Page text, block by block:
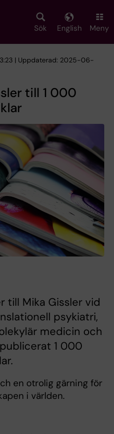
Sök English Meny
| Uppdaterad: 2025-06-
till 1 000
till Mika Gissler vid
psykiatri,
medicin och
1 000
en otrolig gärning för
i världen.